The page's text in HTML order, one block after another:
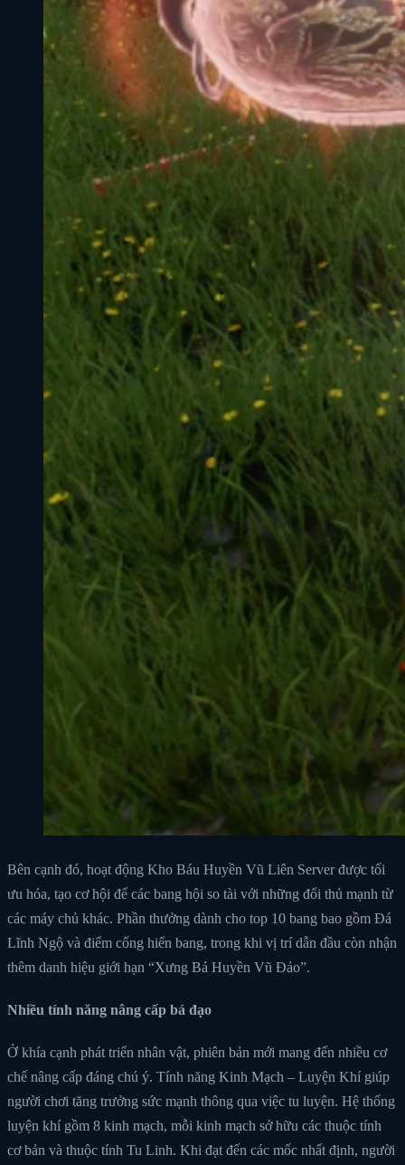
Bên cạnh đó, hoạt động Kho Báu Huyền Vũ Liên Server được tối
ưu hóa, tạo cơ hội để các bang hội so tài với những đối thủ mạnh từ
các máy chủ khác. Phần thưởng dành cho top 10 bang bao gồm Đá
Lĩnh Ngộ và điểm cống hiến bang, trong khi vị trí dẫn đầu còn nhận
thêm danh hiệu giới hạn “Xưng Bá Huyền Vũ Đảo”.
Nhiều tính năng nâng cấp bá đạo
Ở khía cạnh phát triển nhân vật, phiên bản mới mang đến nhiều cơ
chế nâng cấp đáng chú ý. Tính năng Kinh Mạch – Luyện Khí giúp
người chơi tăng trưởng sức mạnh thông qua việc tu luyện. Hệ thống
luyện khí gồm 8 kinh mạch, mỗi kinh mạch sở hữu các thuộc tính
cơ bản và thuộc tính Tu Linh. Khi đạt đến các mốc nhất định, người